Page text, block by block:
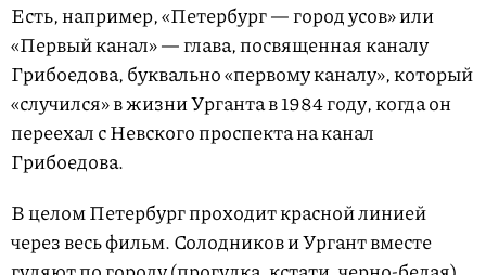
Есть, например, «Петербург — город усов» или
«Первый канал» — глава, посвященная каналу
Грибоедова, буквально «первому каналу», который
«случился» в жизни Урганта в 1984 году, когда он
переехал с Невского проспекта на канал
Грибоедова.
В целом Петербург проходит красной линией
через весь фильм. Солодников и Ургант вместе